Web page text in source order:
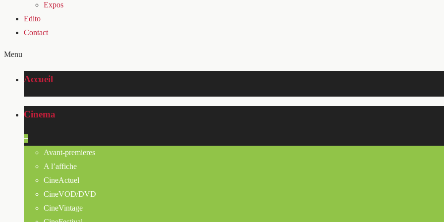
Expos
Edito
Contact
Menu
Accueil
Cinema
+
Avant-premieres
A l’affiche
CineActuel
CineVOD/DVD
CineVintage